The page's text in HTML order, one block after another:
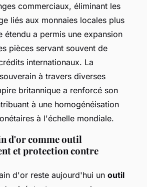
commerciaux, éliminant les
liés aux monnaies locales plus
étendu a permis une expansion
pièces servant souvent de
internationaux. La
à travers diverses
britannique a renforcé son
à une homogénéisation
à l'échelle mondiale.
d'or comme outil
et protection contre
d'or reste aujourd'hui un outil